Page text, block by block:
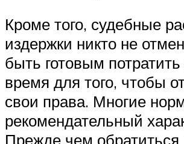
Кроме того, судебные
издержки никто не
быть готовым
время для того, чтобы
свои права. Многие
рекомендательный
Прежде чем обратиться